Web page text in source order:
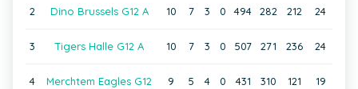
2 Dino Brussels G12 A 10 7 3 0 494 282 212 24
3 Tigers Halle G12 A 10 7 3 0 507 271 236 24
4
Merchtem Eagles G12
9 5 4 0 431 310 121 19